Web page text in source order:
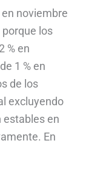
noviembre
los
% en
1 % en
de los
excluyendo
estables en
En